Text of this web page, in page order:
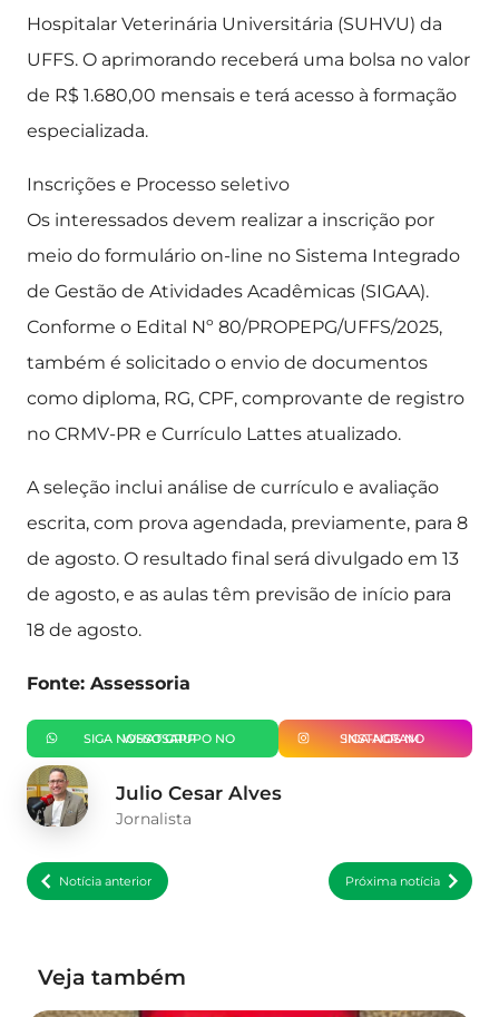
Hospitalar Veterinária Universitária (SUHVU) da
UFFS. O aprimorando receberá uma bolsa no valor
de R$ 1.680,00 mensais e terá acesso à formação
especializada.
Inscrições e Processo seletivo
Os interessados devem realizar a inscrição por
meio do formulário on-line no Sistema Integrado
de Gestão de Atividades Acadêmicas (SIGAA).
Conforme o Edital Nº 80/PROPEPG/UFFS/2025,
também é solicitado o envio de documentos
como diploma, RG, CPF, comprovante de registro
no CRMV-PR e Currículo Lattes atualizado.
A seleção inclui análise de currículo e avaliação
escrita, com prova agendada, previamente, para 8
de agosto. O resultado final será divulgado em 13
de agosto, e as aulas têm previsão de início para
18 de agosto.
Fonte: Assessoria
SIGA NOSSO GRUPO NO WHATSAPP SIGA-NOS NO INSTAGRAM
Julio Cesar Alves
Jornalista
Notícia anterior Próxima notícia
Veja também